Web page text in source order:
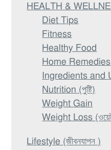
HEALTH &
Diet Tips
Fitness
Healthy Food
Home Remedies
Ingredients and
Nutrition (পুষ্টি)
Weight Gain
Weight Loss
Lifestyle (জীবনযাপন )